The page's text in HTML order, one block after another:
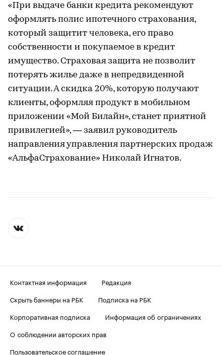
«При выдаче банки кредита рекомендуют
оформлять полис ипотечного страхования,
который защитит человека, его право
собственности и покупаемое в кредит
имущество. Страховая защита не позволит
потерять жилье даже в непредвиденной
ситуации. А скидка 20%, которую получают
клиенты, оформляя продукт в мобильном
приложении «Мой Билайн», станет приятной
привилегией», — заявил руководитель
направления управления партнерских продаж
«АльфаСтрахование» Николай Игнатов.
Контактная информация
Редакция
Скрыть баннеры на РБК
Подписка на РБК
Корпоративная подписка
Информация об ограничениях
О соблюдении авторских прав
Пользовательское соглашение